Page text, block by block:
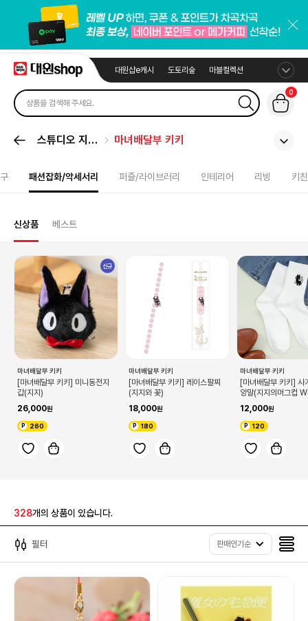
대원샵e캐시 도토리숲 마블컬렉션
0
스튜디오 지브
마녀배달부 키키
패션잡화/악세서리 퍼즐/라이브러리 인테리어 리빙 키친
신상품 베스트
신규
마녀배달부 키키
[마녀배달부 키키] 미니동전지
갑(지지)
26,000
260
마녀배달부 키키
[마녀배달부 키키] 레이스팔찌
(지지와 꽃)
18,000
180
마녀배달부 키키
[마녀배달부 키키] 사
양말(지지의머그컵
12,000
120
328개의 상품이 있습니다.
필터 판매인기순